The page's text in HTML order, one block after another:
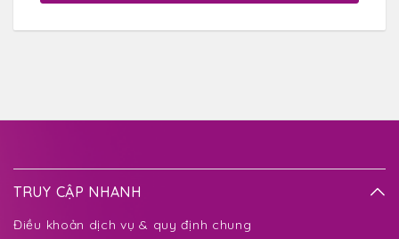
TRUY CẬP NHANH
Điều khoản dịch vụ & quy định chung